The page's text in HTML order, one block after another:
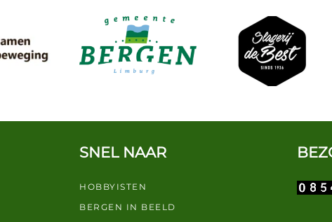
SNEL NAAR
HOBBYISTEN
BERGEN IN BEELD